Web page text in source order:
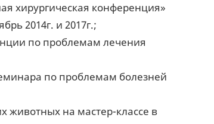
хирургическая конференция»
2014г. и 2017г.;
по проблемам лечения
по проблемам болезней
животных на мастер-классе в